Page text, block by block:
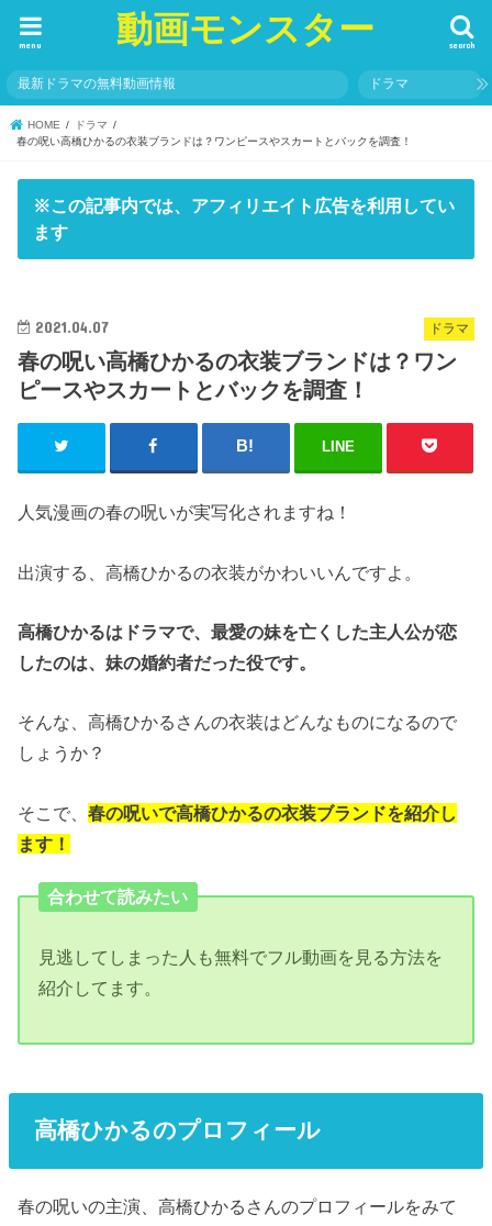
動画モンスター search
menu
最新ドラマの無料動画情報 ドラマ
HOME
ドラマ
春の呪い高橋ひかるの衣装ブランドは？ワンピースやスカートとバックを調査！
※この記事内では、アフィリエイト広告を利用してい
ます
ドラマ
2021.04.07
春の呪い高橋ひかるの衣装ブランドは？ワン
ピースやスカートとバックを調査！
LINE
人気漫画の春の呪いが実写化されますね！
出演する、高橋ひかるの衣装がかわいいんですよ。
高橋ひかるはドラマで、最愛の妹を亡くした主人公が恋
したのは、妹の婚約者だった役です。
そんな、高橋ひかるさんの衣装はどんなものになるので
しょうか？
そこで、春の呪いで高橋ひかるの衣装ブランドを紹介し
ます！
合わせて読みたい
見逃してしまった人も無料でフル動画を見る方法を
紹介してます。
高橋ひかるのプロフィール
春の呪いの主演、高橋ひかるさんのプロフィールをみて